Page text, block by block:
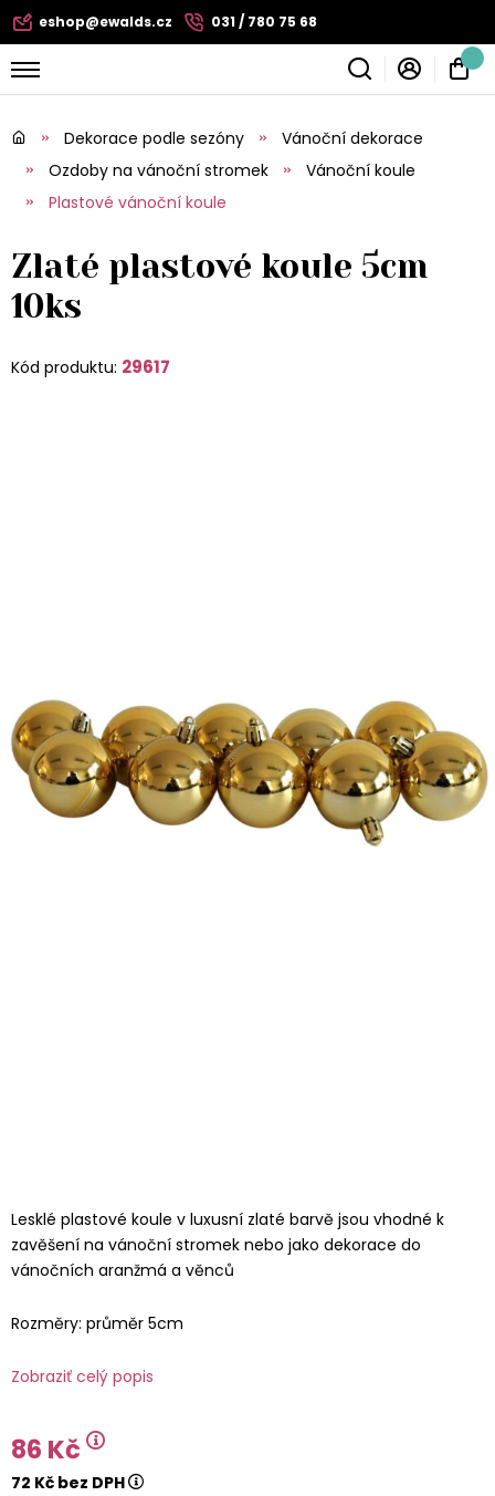
eshop@ewalds.cz 031 / 780 75 68
Dekorace podle sezóny
Vánoční dekorace
Ozdoby na vánoční stromek
Vánoční koule
Plastové vánoční koule
Zlaté plastové koule 5cm
10ks
Kód produktu: 29617
Lesklé plastové koule v luxusní zlaté barvě jsou vhodné k
zavěšení na vánoční stromek nebo jako dekorace do
vánočních aranžmá a věnců
Rozměry: průměr 5cm
Zobraziť celý popis
86 Kč
72 Kč bez DPH